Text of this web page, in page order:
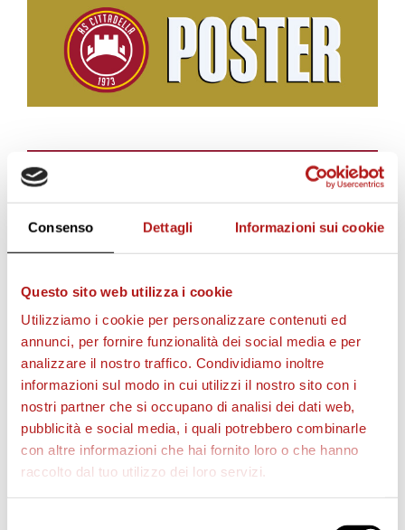
Consenso Dettagli Informazioni sui cookie
Questo sito web utilizza i cookie
Utilizziamo i cookie per personalizzare contenuti ed
annunci, per fornire funzionalità dei social media e per
analizzare il nostro traffico. Condividiamo inoltre
informazioni sul modo in cui utilizzi il nostro sito con i
nostri partner che si occupano di analisi dei dati web,
pubblicità e social media, i quali potrebbero combinarle
con altre informazioni che hai fornito loro o che hanno
raccolto dal tuo utilizzo dei loro servizi.
BIGLIETTI
AS CITTADELLA STORE